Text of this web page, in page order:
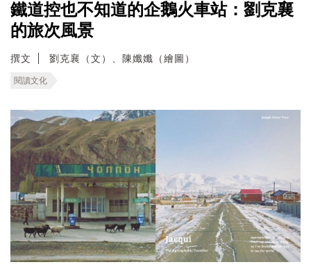
鐵道控也不知道的企鵝火車站：劉克襄
的旅次風景
撰文 劉克襄（文）、陳孅孅（繪圖）
閱讀文化